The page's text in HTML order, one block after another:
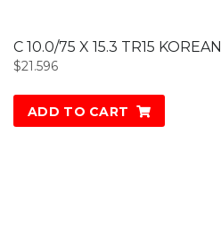
C 10.0/75 X 15.3 TR15 KOREAN
$21.596
ADD TO CART